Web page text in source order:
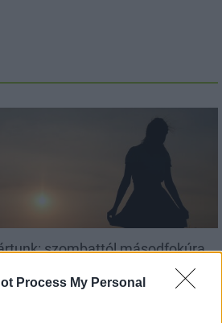
Process My Personal
szombattól másodfokúra